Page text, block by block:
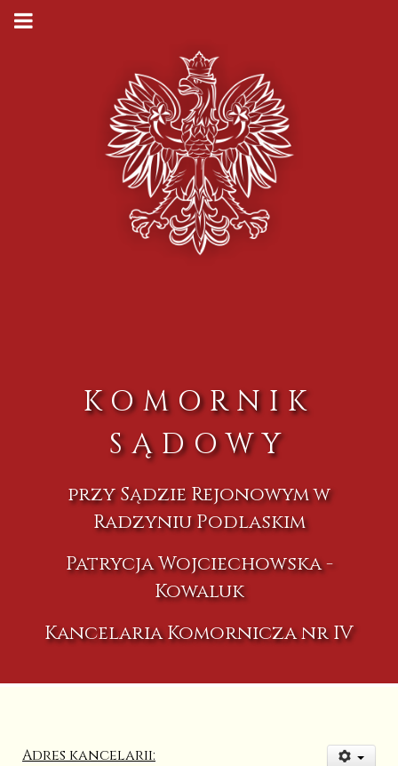
KOMORNIK
SĄDOWY
przy Sądzie Rejonowym w
Radzyniu Podlaskim
Patrycja Wojciechowska -
Kowaluk
Kancelaria Komornicza nr IV
Adres kancelarii: